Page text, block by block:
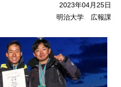
2023年04月25日
明治大学 広報課